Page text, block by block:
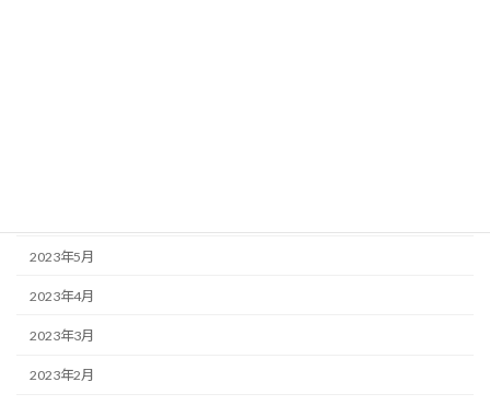
2023年5月
2023年4月
2023年3月
2023年2月